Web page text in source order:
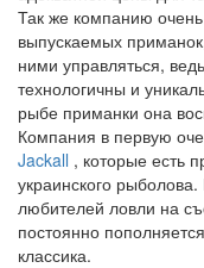
Так же компанию очень
выпускаемых
ними управляться,
технологичны и
рыбе приманки она
Компания в первую
Jackall , которые есть
украинского
любителей ловли на
постоянно
классика.